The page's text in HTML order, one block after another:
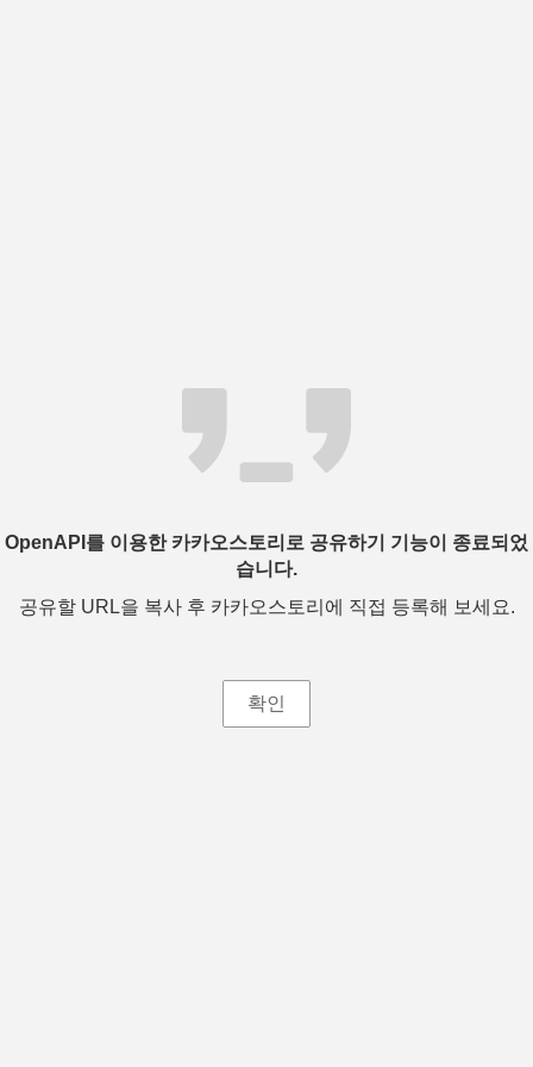
OpenAPI를 이용한 카카오스토리로 공유하기 기능이 종료되었
습니다.
공유할 URL을 복사 후 카카오스토리에 직접 등록해 보세요.
확인